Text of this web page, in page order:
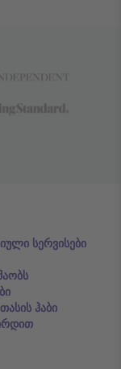
სერვისები
ჰაბი